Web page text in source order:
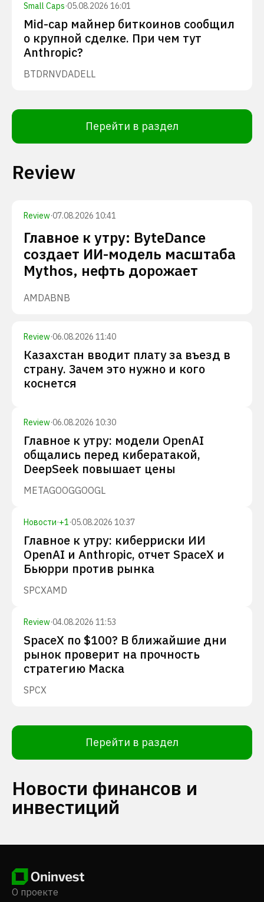
Small Caps·05.08.2026 16:01
Mid-cap майнер биткоинов сообщил
о крупной сделке. При чем тут
Anthropic?
BTDRNVDADELL
Перейти в раздел
Review
Review·07.08.2026 10:41
Главное к утру: ByteDance
создает ИИ-модель масштаба
Mythos, нефть дорожает
AMDABNB
Review·06.08.2026 11:40
Казахстан вводит плату за въезд в
страну. Зачем это нужно и кого
коснется
Review·06.08.2026 10:30
Главное к утру: модели OpenAI
общались перед кибератакой,
DeepSeek повышает цены
METAGOOGGOOGL
Новости·+1·05.08.2026 10:37
Главное к утру: киберриски ИИ
OpenAI и Anthropic, отчет SpaceX и
Бьюрри против рынка
SPCXAMD
Review·04.08.2026 11:53
SpaceX по $100? В ближайшие дни
рынок проверит на прочность
стратегию Маска
SPCX
Перейти в раздел
Новости финансов и
инвестиций
О проекте